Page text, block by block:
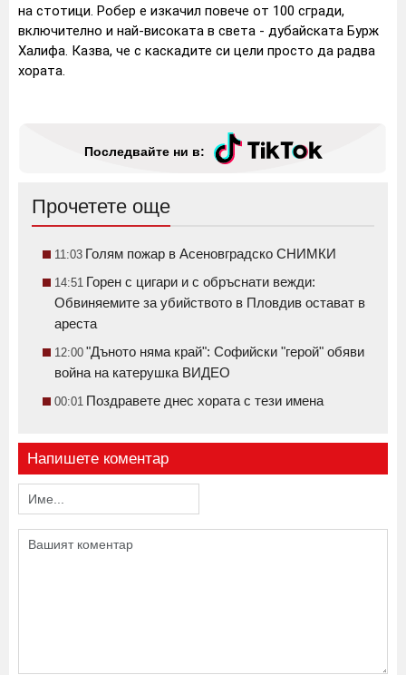
на стотици. Робер е изкачил повече от 100 сгради,
включително и най-високата в света - дубайската Бурж
Халифа. Казва, че с каскадите си цели просто да радва
хората.
Последвайте ни в:
Прочетете още
11:03 Голям пожар в Асеновградско СНИМКИ
14:51 Горен с цигари и с обръснати вежди:
Обвиняемите за убийството в Пловдив остават в
ареста
12:00 "Дъното няма край": Софийски "герой" обяви
война на катерушка ВИДЕО
00:01 Поздравете днес хората с тези имена
Напишете коментар